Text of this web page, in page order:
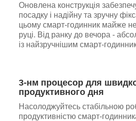
Оновлена конструкція
посадку і надійну та зручну
цьому смарт-годинник майже
руці. Від ранку до вечора -
із найзручнішим смарт-
3-нм процесор для
продуктивного дня
Насолоджуйтесь стабільною
продуктивністю смарт-